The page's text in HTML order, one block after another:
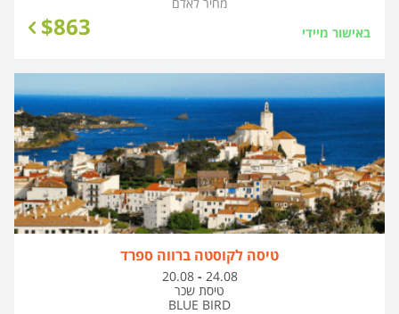
באישור מיידי $863
טיסה לקוסטה ברווה ספרד
בין
התאריכים,
20.08 - 24.08
טיסת שכר
BLUE BIRD